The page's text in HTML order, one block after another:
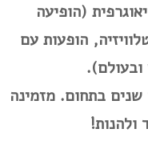
(הופיעה
הופעות עם
ובעולם).
מורה להיפ הופ עם ניסיון של 10 שנים בתחום. מזמינה
ולהנות!